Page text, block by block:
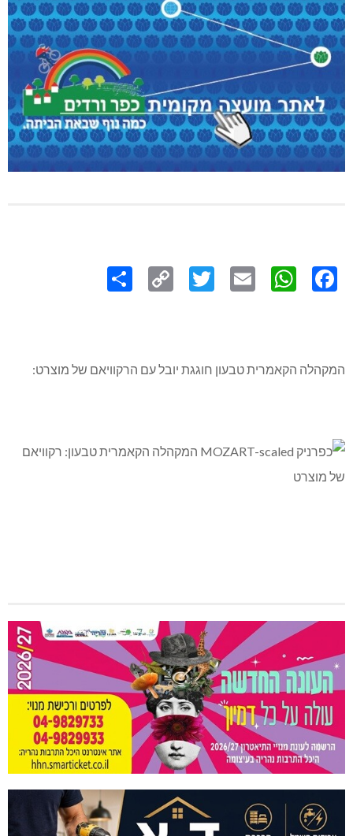
Link
המקהלה הקאמרית טבעון חוגגת יובל עם הרקוויאם של מוצרט: